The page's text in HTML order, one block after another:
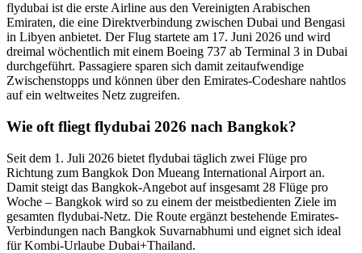
flydubai ist die erste Airline aus den Vereinigten Arabischen
Emiraten, die eine Direktverbindung zwischen Dubai und Bengasi
in Libyen anbietet. Der Flug startete am 17. Juni 2026 und wird
dreimal wöchentlich mit einem Boeing 737 ab Terminal 3 in Dubai
durchgeführt. Passagiere sparen sich damit zeitaufwendige
Zwischenstopps und können über den Emirates-Codeshare nahtlos
auf ein weltweites Netz zugreifen.
Wie oft fliegt flydubai 2026 nach Bangkok?
Seit dem 1. Juli 2026 bietet flydubai täglich zwei Flüge pro
Richtung zum Bangkok Don Mueang International Airport an.
Damit steigt das Bangkok-Angebot auf insgesamt 28 Flüge pro
Woche – Bangkok wird so zu einem der meistbedienten Ziele im
gesamten flydubai-Netz. Die Route ergänzt bestehende Emirates-
Verbindungen nach Bangkok Suvarnabhumi und eignet sich ideal
für Kombi-Urlaube Dubai+Thailand.